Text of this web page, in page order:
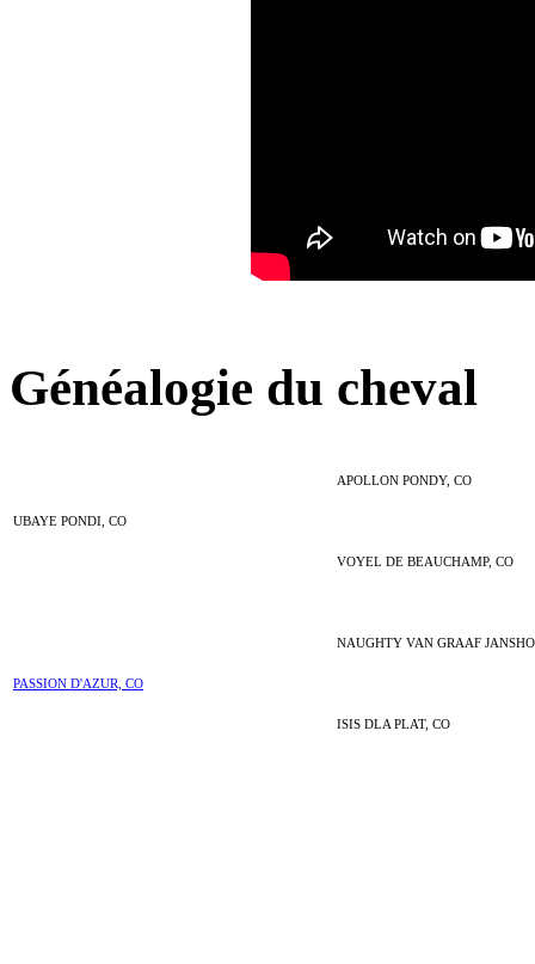
Généalogie du cheval
UBAYE PONDI, CO
APOLLON PONDY, CO
VOYEL DE BEAUCHAMP, CO
PASSION D'AZUR, CO
NAUGHTY VAN GRAAF
ISIS DLA PLAT, CO